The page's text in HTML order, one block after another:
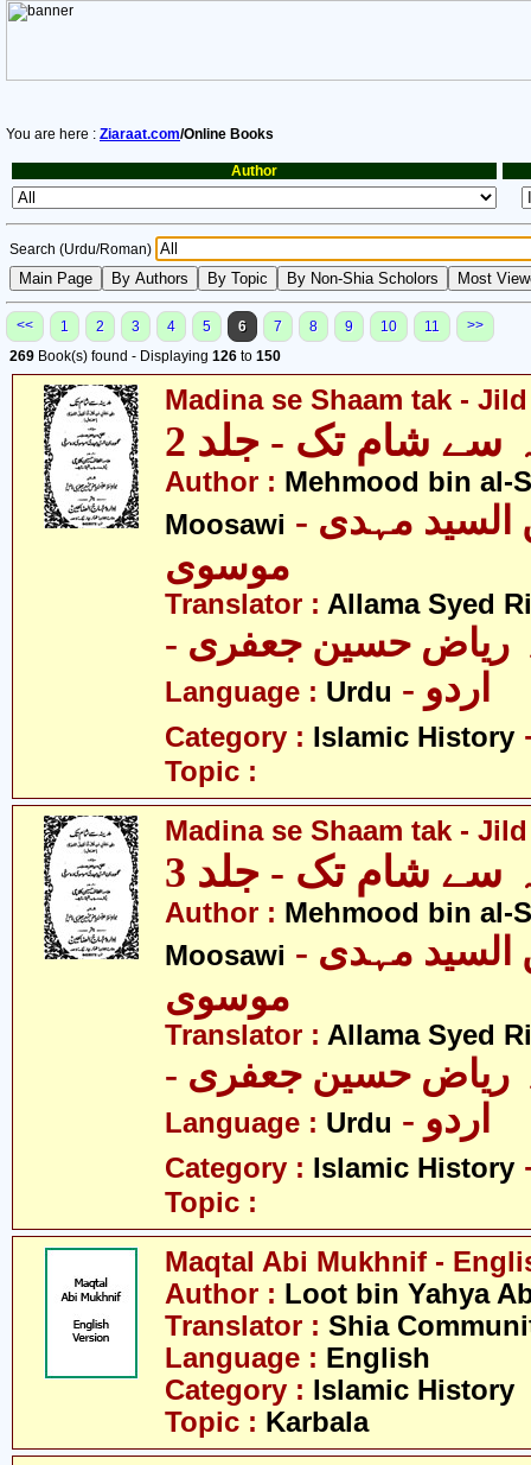
You are here : Ziaraat.com/Online Books
Author
Search (Urdu/Roman)
<< 1 2 3 4 5 6 7 8 9 10 11
>>
269 Book(s) found - Displaying 126 to 150
Madina se Shaam tak -
سے شام تک - جلد 2
Author : Mehmood bin al-
Moosawi - محمود بن السید مہدی
موسوی
Translator : Allama Syed
ریاض حسین جعفری
Language : Urdu - اردو
Category : Islamic History
Topic :
Madina se Shaam tak -
سے شام تک - جلد 3
Author : Mehmood bin al-
Moosawi - محمود بن السید مہدی
موسوی
Translator : Allama Syed
ریاض حسین جعفری
Language : Urdu - اردو
Category : Islamic History
Topic :
Maqtal Abi Mukhnif -
Author : Loot bin Yahya
Translator : Shia
Language : English
Category : Islamic History
Topic : Karbala